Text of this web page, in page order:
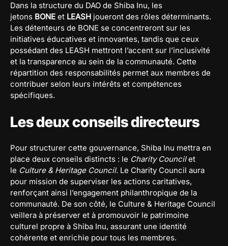
Dans la structure du DAO de Shiba Inu, les
jetons BONE et LEASH joueront des rôles déterminants.
Les détenteurs de BONE se concentreront sur les
initiatives éducatives et innovantes, tandis que ceux
possédant des LEASH mettront l’accent sur l’inclusivité
et la transparence au sein de la communauté. Cette
répartition des responsabilités permet aux membres de
contribuer selon leurs intérêts et compétences
spécifiques.
Les deux conseils directeurs
Pour structurer cette gouvernance, Shiba Inu mettra en
place deux conseils distincts : le Charity Councilet
le Culture & Heritage Council. Le Charity Council aura
pour mission de superviser les actions caritatives,
renforçant ainsi l’engagement philanthropique de la
communauté. De son côté, le Culture & Heritage Council
veillera à préserver et à promouvoir le patrimoine
culturel propre à Shiba Inu, assurant une identité
cohérente et enrichie pour tous les membres.